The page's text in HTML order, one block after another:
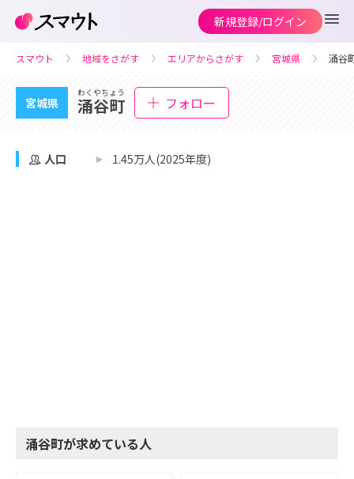
新規登録/ログイン
スマウト 地域をさがす エリアからさがす 宮城県 涌谷
宮城県
わくやちょう
涌谷町 フォロー
人口 1.45万人(2025年度)
涌谷町が求めている人